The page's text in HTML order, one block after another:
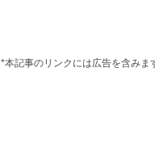
*本記事のリンクには広告を含みま